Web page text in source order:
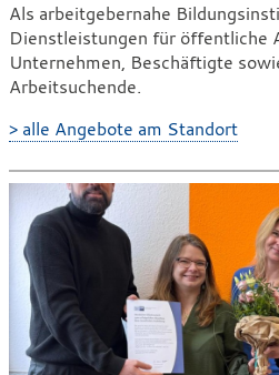
Als arbeitgebernahe
Dienstleistungen für öffentliche
Unternehmen, Beschäftigte
Arbeitsuchende.
> alle Angebote am Standort